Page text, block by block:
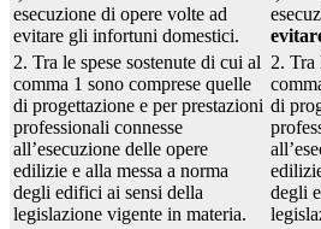
esecuzione di opere volte ad
evitare gli infortuni domestici.
2. Tra le spese sostenute di cui al
comma 1 sono comprese quelle
di progettazione e per prestazioni
professionali connesse
all’esecuzione delle opere
edilizie e alla messa a norma
degli edifici ai sensi della
legislazione vigente in materia.
2. Tra
di
degli